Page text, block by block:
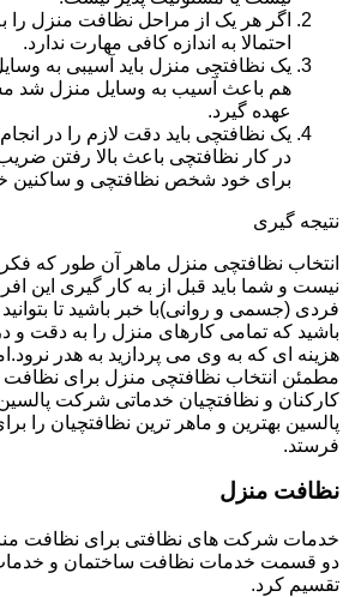
اگر هر یک از مراحل نظافت منزل را
احتمالا به اندازه کافی مهارت ندارد.
یک نظافتچی منزل باید آسیبی به
هم باعث آسیب به وسایل منزل شد
عهده گیرد.
یک نظافتچی باید دقت لازم را در
در کار نظافتچی باعث بالا رفتن
برای خود شخص نظافتچی و ساکنین
نتیجه گیری
انتخاب نظافتچی منزل ماهر آن طور که
نیست و شما باید قبل از به کار گیری این
فردی (جسمی و روانی)با خبر باشید تا
باشید که تمامی کارهای منزل را به دقت و
هزینه ای که به وی می پردازید به هدر
مطمئن انتخاب نظافتچی منزل برای نظافت
کارکنان و نظافتچیان خدماتی شرکت
پالسین بهترین و ماهر ترین نظافتچیان را
فرستد.
نظافت منزل
خدمات شرکت های نظافتی برای نظافت
دو قسمت خدمات نظافت ساختمان و
تقسیم کرد.